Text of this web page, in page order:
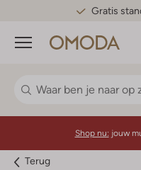
Gratis
Menu
Shop nu: jouw
Terug